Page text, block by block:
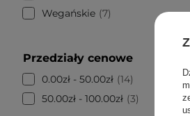
Wegańskie 7
Przedziały cenowe
0.00zł - 50.00zł 14
50.00zł - 100.00zł 3